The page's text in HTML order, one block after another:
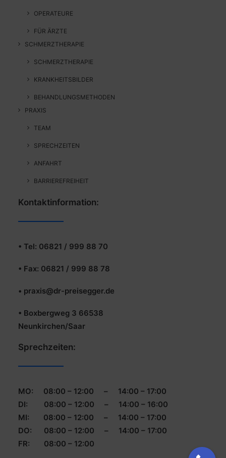
OPERATEURE
FÜR ÄRZTE
SCHMERZTHERAPIE
SCHMERZTHERAPIE
KRANKHEITSBILDER
BEHANDLUNGSMETHODEN
PRAXIS
TEAM
SPRECHZEITEN
ANFAHRT
BARRIEREFREIHEIT
Kontaktinformation:
• Tel: 06821 / 999 88 70
• Fax: 06821 / 999 88 78
• praxis@dr-preisegger.de
• Boxbergweg 3 66538
Neunkirchen/Saar
Sprechzeiten:
MO: 08:00 – 12:00 – 14:00 – 17:00
DI: 08:00 – 12:00 – 14:00 – 16:00
MI: 08:00 – 12:00 – 14:00 – 17:00
DO: 08:00 – 12:00 – 14:00 – 17:00
FR: 08:00 – 12:00